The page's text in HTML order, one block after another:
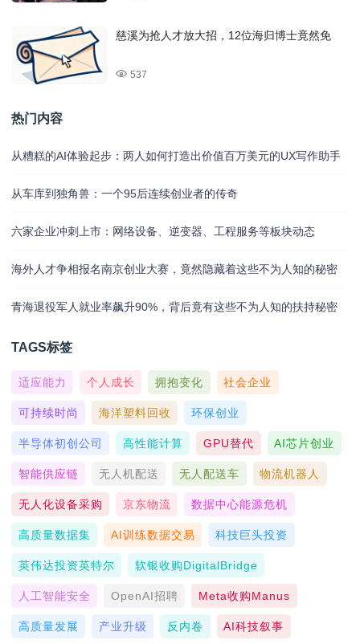
慈溪为抢人才放大招，12位海归博士竟然免
537
热门内容
从糟糕的AI体验起步：两人如何打造出价值百万美元的UX写作助手
从车库到独角兽：一个95后连续创业者的传奇
六家企业冲刺上市：网络设备、逆变器、工程服务等板块动态
海外人才争相报名南京创业大赛，竟然隐藏着这些不为人知的秘密
青海退役军人就业率飙升90%，背后竟有这些不为人知的扶持秘密
TAGS标签
适应能力 个人成长 拥抱变化 社会企业
可持续时尚 海洋塑料回收 环保创业
半导体初创公司 高性能计算 GPU替代 AI芯片创业
智能供应链 无人机配送 无人配送车 物流机器人
无人化设备采购 京东物流 数据中心能源危机
高质量数据集 AI训练数据交易 科技巨头投资
英伟达投资英特尔 软银收购DigitalBridge
人工智能安全 OpenAI招聘 Meta收购Manus
高质量发展 产业升级 反内卷 AI科技叙事